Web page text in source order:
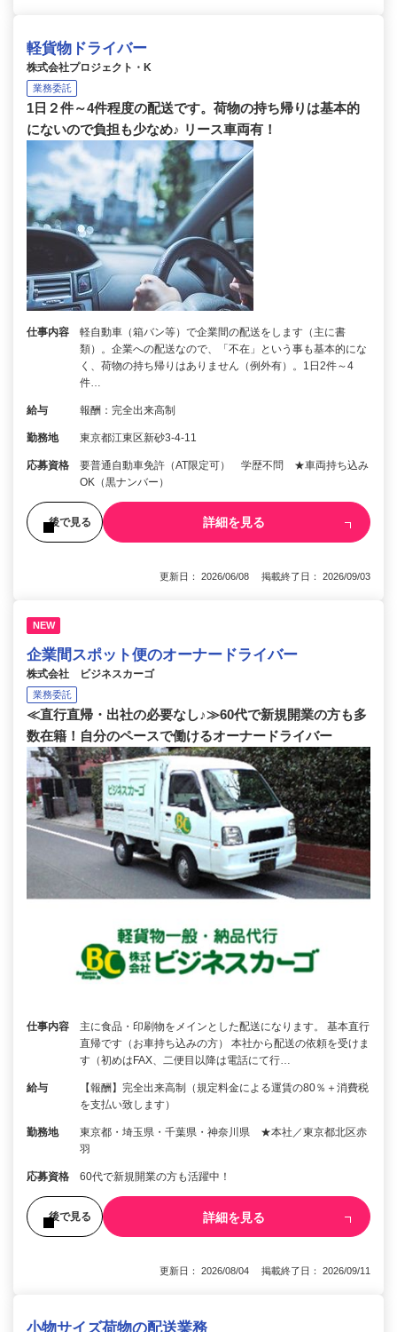
軽貨物ドライバー
株式会社プロジェクト・K
業務委託
1日２件～4件程度の配送です。荷物の持ち帰りは基本的
にないので負担も少なめ♪ リース車両有！
仕事内容
軽自動車（箱バン等）で企業間の配送をします（主に書
類）。企業への配送なので、「不在」という事も基本的にな
く、荷物の持ち帰りはありません（例外有）。1日2件～4
件…
給与 報酬：完全出来高制
勤務地 東京都江東区新砂3-4-11
応募資格
要普通自動車免許（AT限定可） 学歴不問 ★車両持ち込み
OK（黒ナンバー）
後で見る 詳細を見る
更新日： 2026/06/08 掲載終了日： 2026/09/03
NEW
企業間スポット便のオーナードライバー
株式会社 ビジネスカーゴ
業務委託
≪直行直帰・出社の必要なし♪≫60代で新規開業の方も多
数在籍！自分のペースで働けるオーナードライバー
仕事内容
主に食品・印刷物をメインとした配送になります。 基本直行
直帰です（お車持ち込みの方） 本社から配送の依頼を受けま
す（初めはFAX、二便目以降は電話にて行…
給与
【報酬】完全出来高制（規定料金による運賃の80％＋消費税
を支払い致します）
勤務地
東京都・埼玉県・千葉県・神奈川県 ★本社／東京都北区赤
羽
応募資格 60代で新規開業の方も活躍中！
後で見る 詳細を見る
更新日： 2026/08/04 掲載終了日： 2026/09/11
小物サイズ荷物の配送業務